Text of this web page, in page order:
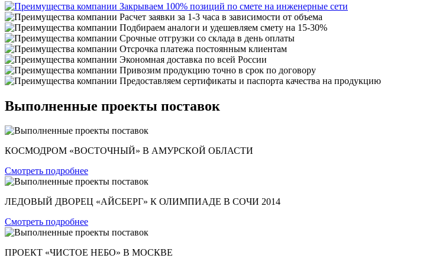
Закрываем 100% позиций по смете на инженерные сети
Расчет заявки за 1-3 часа в зависимости от объема
Подбираем аналоги и удешевляем смету на 15-30%
Срочные отгрузки со склада в день оплаты
Отсрочка платежа постоянным клиентам
Экономная доставка по всей России
Привозим продукцию точно в срок по договору
Предоставляем сертификаты и паспорта качества на продукцию
Выполненные проекты поставок
КОСМОДРОМ «ВОСТОЧНЫЙ» В АМУРСКОЙ ОБЛАСТИ
Смотреть подробнее
ЛЕДОВЫЙ ДВОРЕЦ «АЙСБЕРГ» К ОЛИМПИАДЕ В СОЧИ 2014
Смотреть подробнее
ПРОЕКТ «ЧИСТОЕ НЕБО» В МОСКВЕ